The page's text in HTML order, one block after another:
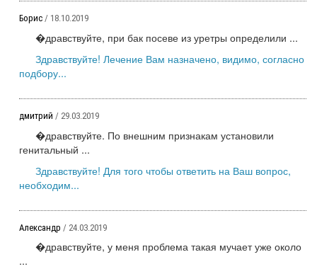
Борис / 18.10.2019
�дравствуйте, при бак посеве из уретры определили ...
Здравствуйте! Лечение Вам назначено, видимо, согласно
подбору...
дмитрий / 29.03.2019
�дравствуйте. По внешним признакам установили
генитальный ...
Здравствуйте! Для того чтобы ответить на Ваш вопрос,
необходим...
Александр / 24.03.2019
�дравствуйте, у меня проблема такая мучает уже около
...